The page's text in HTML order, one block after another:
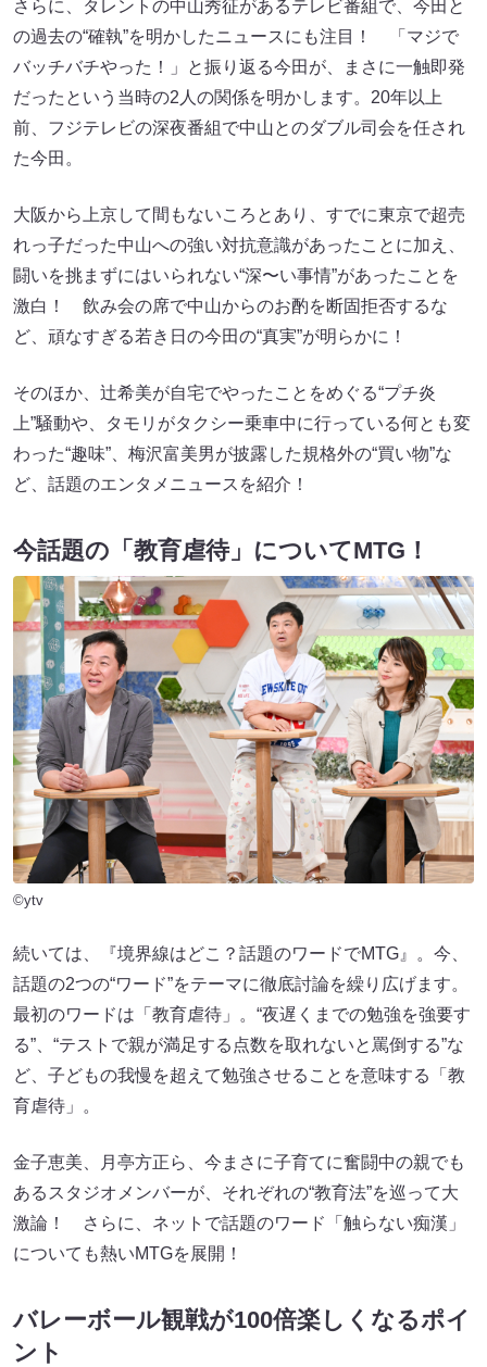
さらに、タレントの中山秀征があるテレビ番組で、今田と
の過去の“確執”を明かしたニュースにも注目！ 「マジで
バッチバチやった！」と振り返る今田が、まさに一触即発
だったという当時の2人の関係を明かします。20年以上
前、フジテレビの深夜番組で中山とのダブル司会を任され
た今田。
大阪から上京して間もないころとあり、すでに東京で超売
れっ子だった中山への強い対抗意識があったことに加え、
闘いを挑まずにはいられない“深〜い事情”があったことを
激白！ 飲み会の席で中山からのお酌を断固拒否するな
ど、頑なすぎる若き日の今田の“真実”が明らかに！
そのほか、辻希美が自宅でやったことをめぐる“プチ炎
上”騒動や、タモリがタクシー乗車中に行っている何とも変
わった“趣味”、梅沢富美男が披露した規格外の“買い物”な
ど、話題のエンタメニュースを紹介！
今話題の「教育虐待」についてMTG！
©ytv
続いては、『境界線はどこ？話題のワードでMTG』。今、
話題の2つの“ワード”をテーマに徹底討論を繰り広げます。
最初のワードは「教育虐待」。“夜遅くまでの勉強を強要す
る”、“テストで親が満足する点数を取れないと罵倒する”な
ど、子どもの我慢を超えて勉強させることを意味する「教
育虐待」。
金子恵美、月亭方正ら、今まさに子育てに奮闘中の親でも
あるスタジオメンバーが、それぞれの“教育法”を巡って大
激論！ さらに、ネットで話題のワード「触らない痴漢」
についても熱いMTGを展開！
バレーボール観戦が100倍楽しくなるポイ
ント